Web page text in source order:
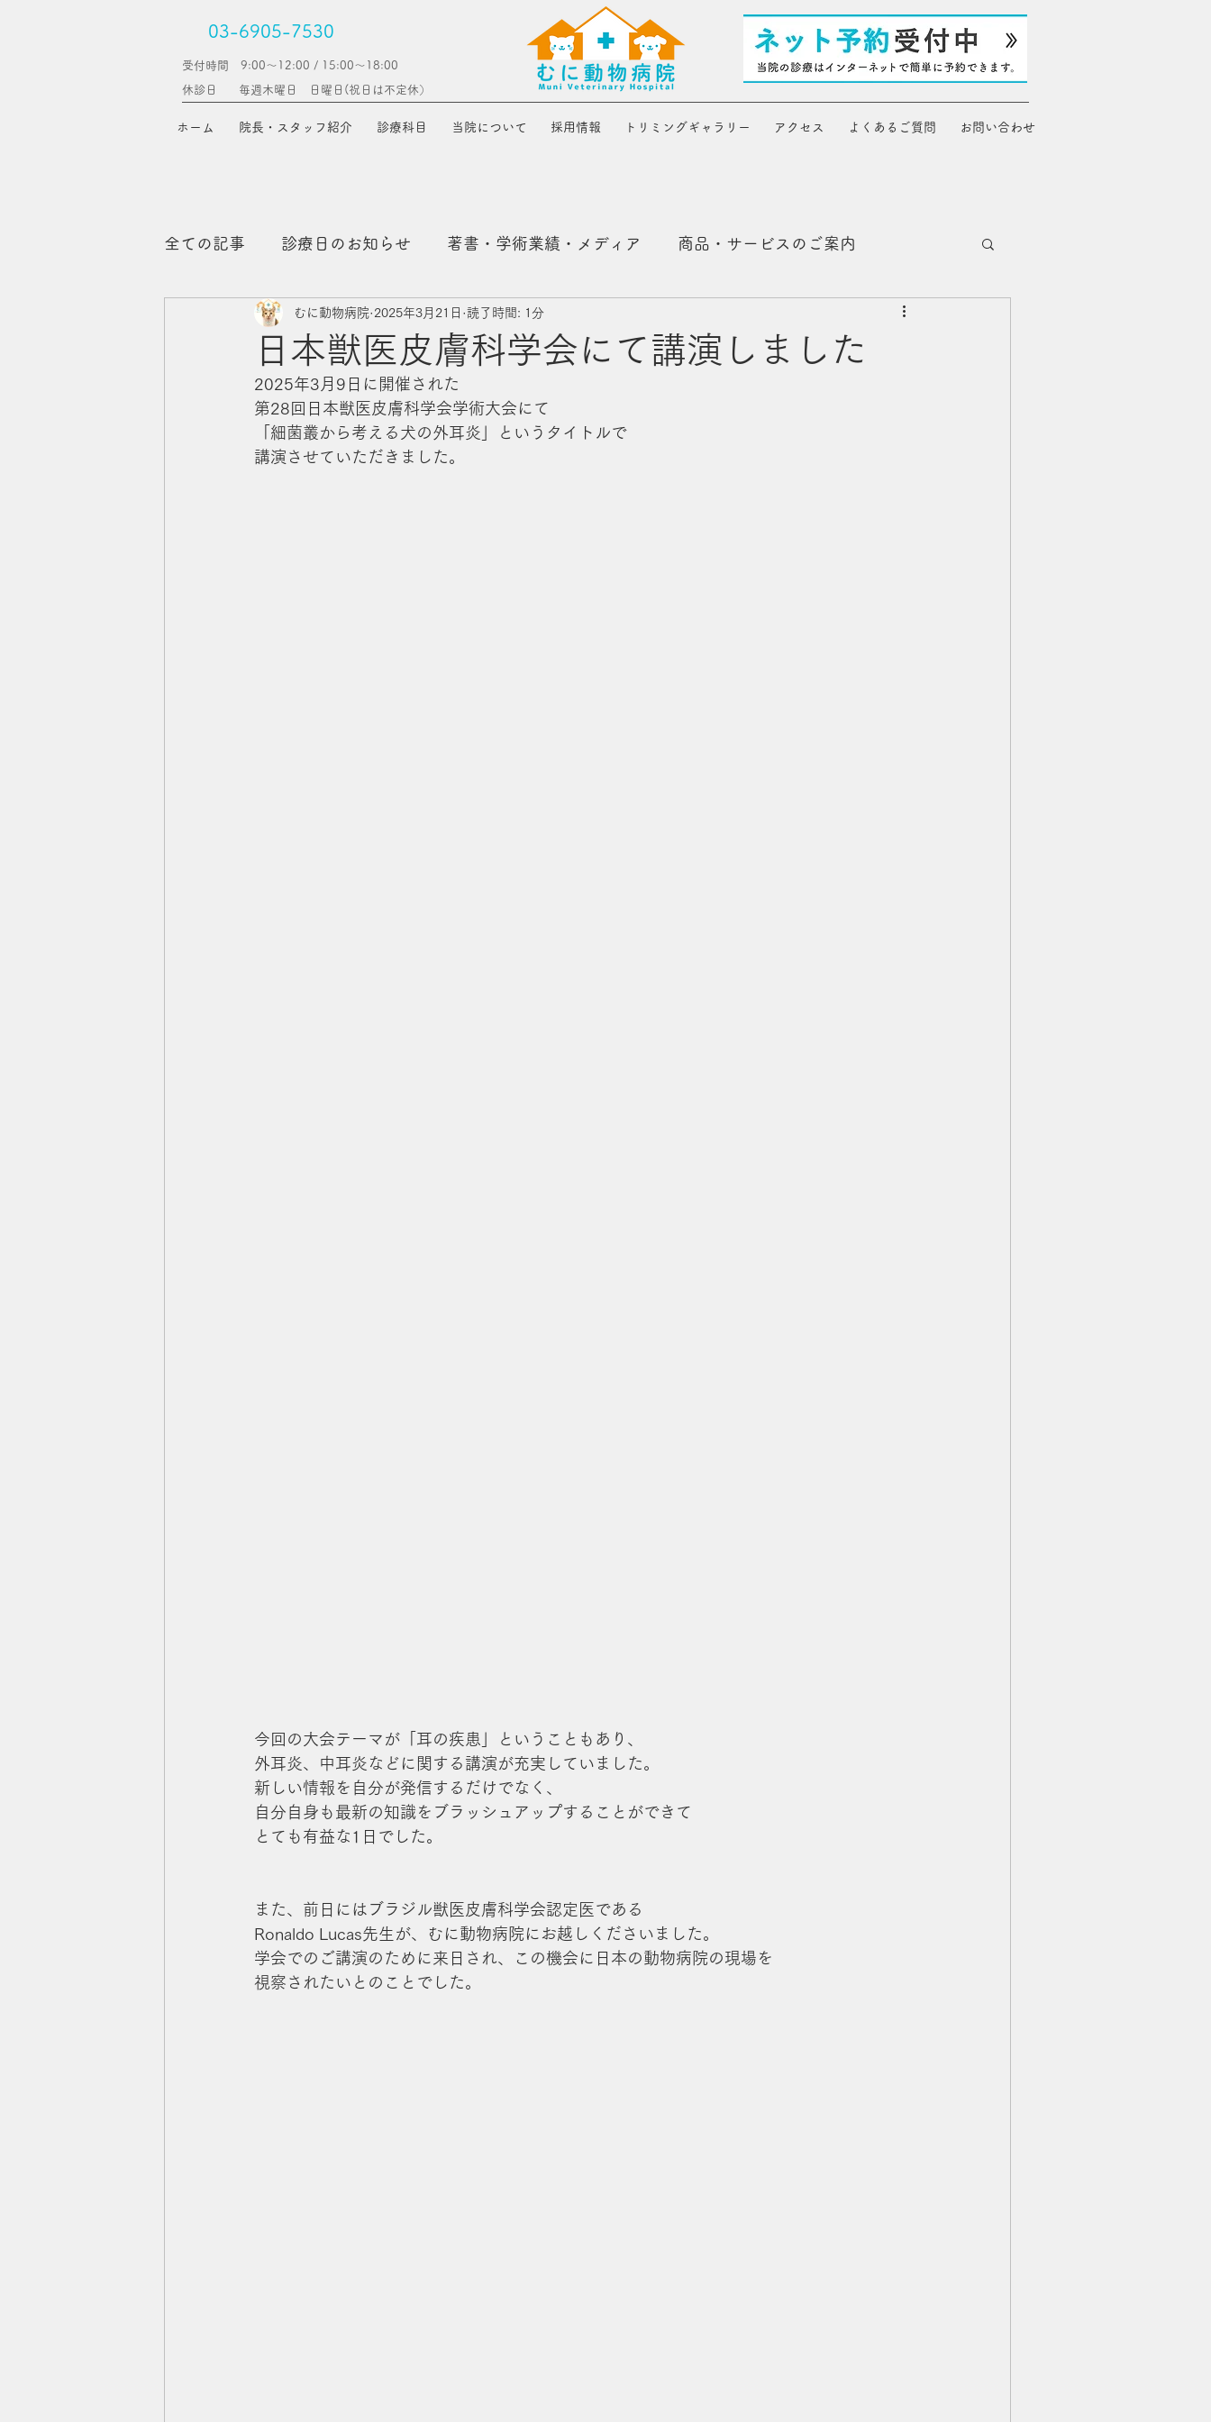
受付時間 9:00～12:00 / 15:00〜18:00
毎週木曜日 日曜日(​祝日は不定休）
休診日
03-6905-7530
ホーム 院長・スタッフ紹介 診療科目 当院について 採用情報 トリミングギャラリー アクセス よくあるご質問 お問い合わせ
全ての記事 診療日のお知らせ 著書・学術業績・メディア 商品・サービスのご案内
コラム（予防医学）
日本獣医皮膚科学会にて講演しました
むに動物病院 2025年3月21日 読了時間: 1分
2025年3月9日に開催された
第28回日本獣医皮膚科学会学術大会にて
「細菌叢から考える犬の外耳炎」というタイトルで
講演させていただきました。
今回の大会テーマが「耳の疾患」ということもあり、
外耳炎、中耳炎などに関する講演が充実していました。
新しい情報を自分が発信するだけでなく、
自分自身も最新の知識をブラッシュアップすることができて
とても有益な1日でした。
また、前日にはブラジル獣医皮膚科学会認定医である
Ronaldo Lucas先生が、むに動物病院にお越しくださいました。
学会でのご講演のために来日され、この機会に日本の動物病院の現場を
視察されたいとのことでした。